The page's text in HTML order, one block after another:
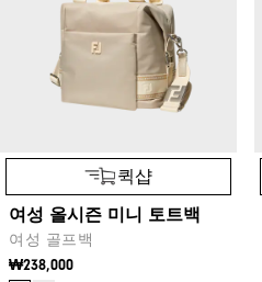
퀵샵
여성 올시즌 미니 토트백
여성 골프백
₩238,000